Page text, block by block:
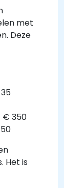
met
Deze
€ 350
Het is